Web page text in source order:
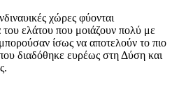
χώρες φύονται
ελάτου που μοιάζουν πολύ με
ίσως να αποτελούν το πιο
διαδόθηκε ευρέως στη Δύση και